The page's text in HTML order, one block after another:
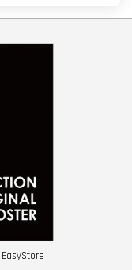
EasyStore